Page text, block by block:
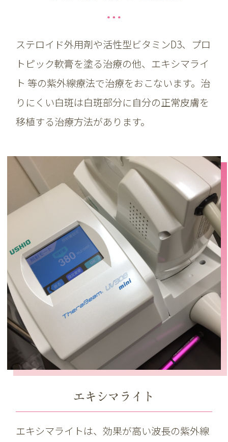
ステロイド外用剤や活性型ビタミンD3、プロ
トピック軟膏を塗る治療の他、エキシマライ
ト 等の紫外線療法で治療をおこないます。治
りにくい白斑は白斑部分に自分の正常皮膚を
移植する治療方法があります。
エキシマライト
エキシマライトは、効果が高い波長の紫外線